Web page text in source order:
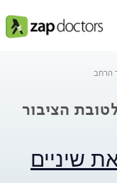
הרחב
הציבור
שיניים